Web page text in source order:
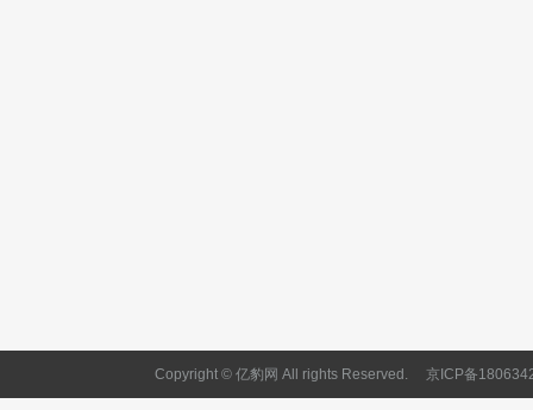
Copyright © 亿豹网 All rights Reserved. 京ICP备